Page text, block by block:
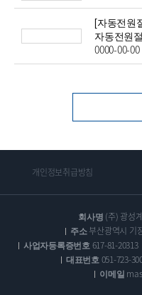
[자동전원
자동전원
0000-00-00
개인정보취급방침
회사명 (주) 광성
주소부산광역시 기
사업자등록증번호617-81-20313
대표번호051-723-
이메일